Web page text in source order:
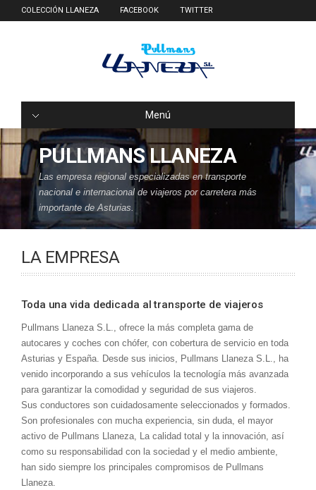
COLECCIÓN LLANEZA FACEBOOK TWITTER
Menú
PULLMANS LLANEZA
Las empresa regional especializadas en transporte
nacional e internacional de viajeros por carretera más
importante de Asturias.
LA EMPRESA
Toda una vida dedicada al transporte de viajeros
Pullmans Llaneza S.L., ofrece la más completa gama de
autocares y coches con chófer, con cobertura de servicio en toda
Asturias y España. Desde sus inicios, Pullmans Llaneza S.L., ha
venido incorporando a sus vehículos la tecnología más avanzada
para garantizar la comodidad y seguridad de sus viajeros.
Sus conductores son cuidadosamente seleccionados y formados.
Son profesionales con mucha experiencia, sin duda, el mayor
activo de Pullmans Llaneza, La calidad total y la innovación, así
como su responsabilidad con la sociedad y el medio ambiente,
han sido siempre los principales compromisos de Pullmans
Llaneza.